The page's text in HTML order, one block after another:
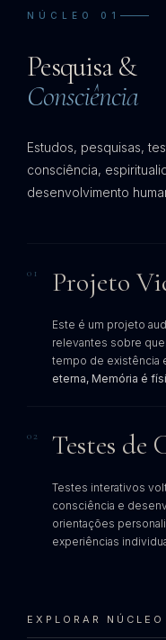
NÚCLEO 01
Pesquisa &
Consciência
Estudos, pesquisas,
consciência,
desenvolvimento
01 Projeto
Este é um projeto
relevantes sobre
tempo de existência
eterna, Memória é
02 Testes de
Testes interativos
consciência e
orientações
experiências
EXPLORAR NÚCLEO